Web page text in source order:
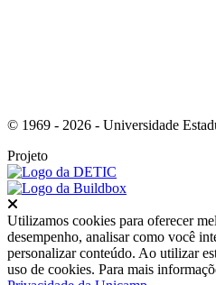
© 1969 - 2026 - Universidade
Projeto
Utilizamos cookies para oferecer
desempenho, analisar como você
personalizar conteúdo. Ao utilizar
uso de cookies. Para mais